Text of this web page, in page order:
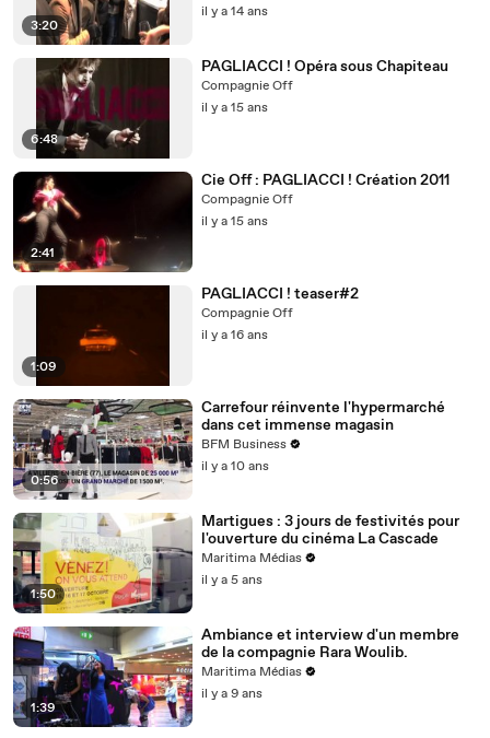
3:20
il y a 14 ans
6:48
PAGLIACCI ! Opéra sous Chapiteau
Compagnie Off
il y a 15 ans
2:41
Cie Off : PAGLIACCI ! Création 2011
Compagnie Off
il y a 15 ans
1:09
PAGLIACCI ! teaser#2
Compagnie Off
il y a 16 ans
0:56
Carrefour réinvente l'hypermarché
dans cet immense magasin
BFM Business
il y a 10 ans
1:50
Martigues : 3 jours de festivités pour
l'ouverture du cinéma La Cascade
Maritima Médias
il y a 5 ans
1:39
Ambiance et interview d'un membre
de la compagnie Rara Woulib.
Maritima Médias
il y a 9 ans